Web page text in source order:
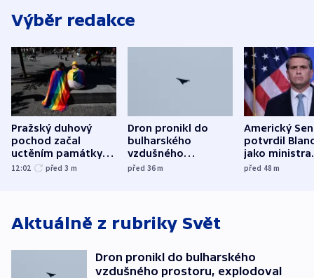
Výběr redakce
Pražský duhový
pochod začal
uctěním památky
obětí berlínského
12:02 před 3 m
Dron pronikl do
bulharského
vzdušného
prostoru,
před 36m
Americký
potvrdil
jako ministra
před 48m
Aktuálně z rubriky Svět
Dron pronikl do bulharského
vzdušného prostoru, explodoval